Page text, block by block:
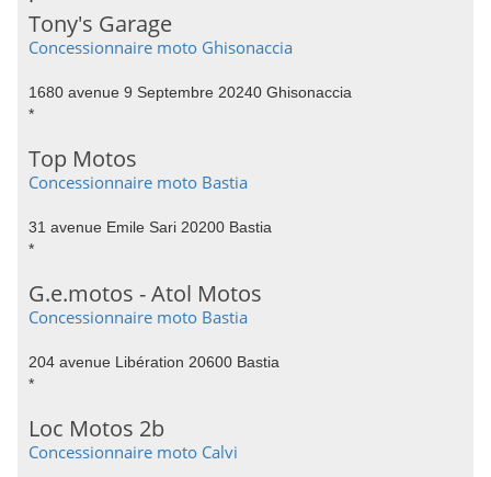
Tony's Garage
Concessionnaire moto Ghisonaccia
1680 avenue 9 Septembre 20240 Ghisonaccia
*
Top Motos
Concessionnaire moto Bastia
31 avenue Emile Sari 20200 Bastia
*
G.e.motos - Atol Motos
Concessionnaire moto Bastia
204 avenue Libération 20600 Bastia
*
Loc Motos 2b
Concessionnaire moto Calvi